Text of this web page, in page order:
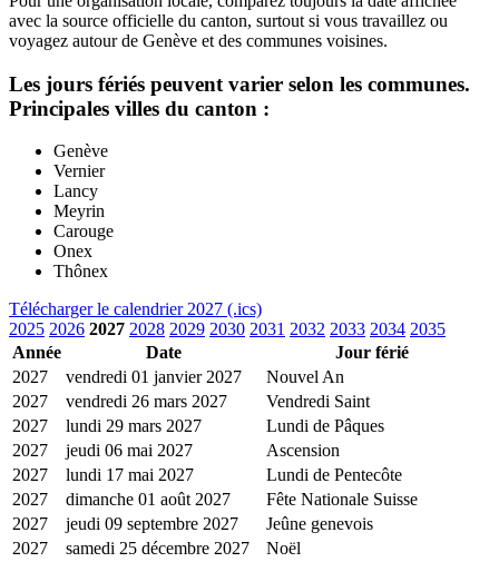
avec la source officielle du canton, surtout si vous travaillez ou
voyagez autour de Genève et des communes voisines.
Les jours fériés peuvent varier selon les communes.
Principales villes du canton :
Genève
Vernier
Lancy
Meyrin
Carouge
Onex
Thônex
Télécharger le calendrier 2027 (.ics)
2025 2026 2027 2028 2029 2030 2031 2032 2033 2034 2035
Année
Date
Jour férié
2027
vendredi 01 janvier 2027
Nouvel An
2027
vendredi 26 mars 2027
Vendredi Saint
2027
lundi 29 mars 2027
Lundi de Pâques
2027
jeudi 06 mai 2027
Ascension
2027
lundi 17 mai 2027
Lundi de Pentecôte
2027
dimanche 01 août 2027
Fête Nationale Suisse
2027
jeudi 09 septembre 2027
Jeûne genevois
2027
samedi 25 décembre 2027
Noël